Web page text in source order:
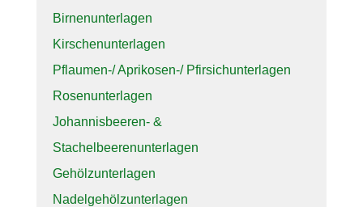
Birnenunterlagen
Kirschenunterlagen
Pflaumen-/ Aprikosen-/ Pfirsichunterlagen
Rosenunterlagen
Johannisbeeren- &
Stachelbeerenunterlagen
Gehölzunterlagen
Nadelgehölzunterlagen